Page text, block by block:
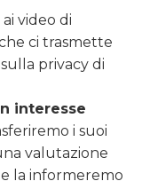
video di
ci trasmette
privacy di
interesse
i suoi
valutazione
la informeremo